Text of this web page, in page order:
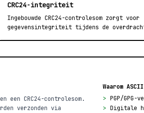
CRC24-integriteit
Ingebouwde CRC24-controlesom zorgt voor
gegevensintegriteit tijdens de
een CRC24-controlesom.
verzonden via
Waarom
> PGP/
> Digitale